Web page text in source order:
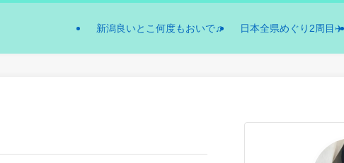
新潟良いとこ何度もおいで♫ 日本全県めぐり2周目✈️